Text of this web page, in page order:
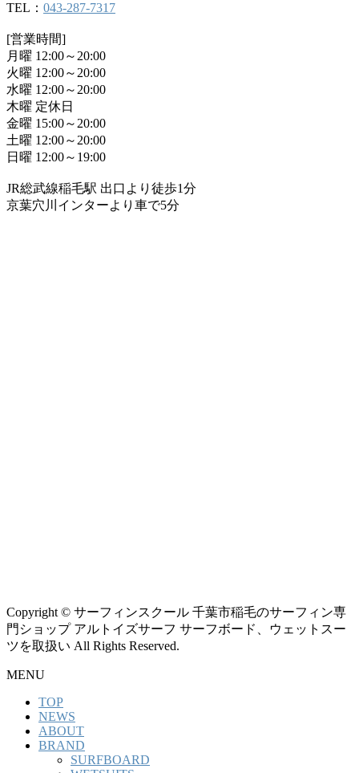
TEL： 043-287-7317
[営業時間]
月曜 12:00～20:00
火曜 12:00～20:00
水曜 12:00～20:00
木曜 定休日
金曜 15:00～20:00
土曜 12:00～20:00
日曜 12:00～19:00
JR総武線稲毛駅 出口より徒歩1分
京葉穴川インターより車で5分
Copyright © サーフィンスクール 千葉市稲毛のサーフィン専
門ショップ アルトイズサーフ サーフボード、ウェットスー
ツを取扱い All Rights Reserved.
MENU
TOP
NEWS
ABOUT
BRAND
SURFBOARD